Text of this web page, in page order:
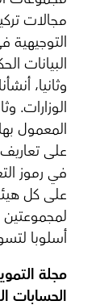
مجالات
البيانات
وثانيا،
الوزارات.
المعمول
على تعاريف
في رموز
على كل
لمجموعتين
أسلوبا
مجلة
الحسابات